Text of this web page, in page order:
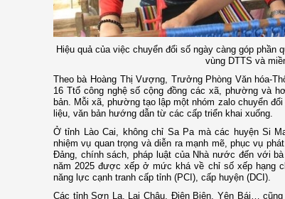
Hiệu quả của việc chuyển đổi số ngày càng góp phần
vùng DTTS và
Theo bà Hoàng Thị Vượng, Trưởng Phòng Văn hóa-
16 Ttổ công nghệ số cộng đồng các xã, phường và
bản. Mỗi xã, phường tạo lập một nhóm zalo chuyển
liệu, văn bản hướng dẫn từ các cấp triển khai xuống.
Ở tỉnh Lào Cai, không chỉ Sa Pa mà các huyện Si
nhiệm vụ quan trọng và diễn ra mạnh mẽ, phục vụ
Đảng, chính sách, pháp luật của Nhà nước đến với
năm 2025 được xếp ở mức khá về chỉ số xếp hạng
năng lực cạnh tranh cấp tỉnh (PCI), cấp huyện (DCI).
Các tỉnh Sơn La, Lai Châu, Điện Biên, Yên Bái…